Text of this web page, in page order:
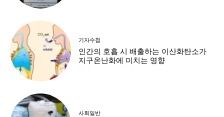
기자수첩
인간의 호흡 시 배출하는 이산화탄소가
지구온난화에 미치는 영향
사회일반